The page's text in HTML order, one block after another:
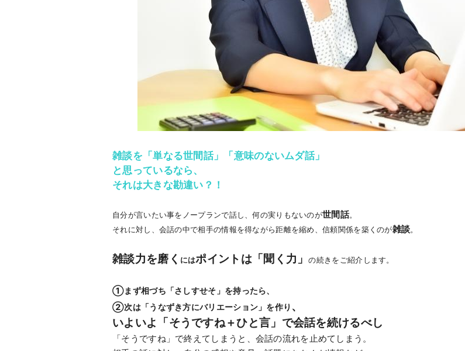
雑談を「単なる世間話」「意味のないムダ話」
と思っているなら、
それは大きな勘違い？！
自分が言いたい事をノープランで話し、何の実りもないのが世間話。
それに対し、会話の中で相手の情報を得ながら距離を縮め、信頼関係を築くのが雑談。
雑談力を磨く にはポイントは「聞く力」の続きをご紹介します。
①まず相づち「さしすせそ」を持ったら、
②次は「うなずき方にバリエーション」を作り 、
いよいよ「そうですね＋ひと言」で会話を続けるべし
「そうですね」で終えてしまうと、会話の流れを止めてしまう。